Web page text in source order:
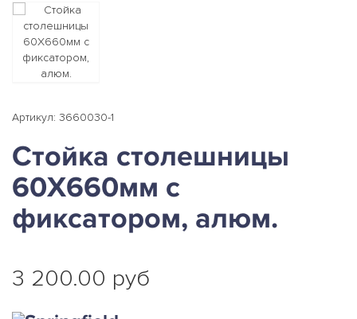
Артикул: 3660030-1
Стойка столешницы
60Х660мм с
фиксатором, алюм.
3 200.00 руб